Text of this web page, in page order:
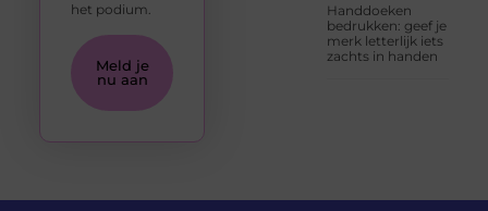
Handdoeken
bedrukken: geef je
merk letterlijk iets
zachts in handen
het podium.
Meld je
nu aan